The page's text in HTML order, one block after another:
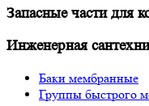
Запасные части для
Инженерная
Баки мембранные
Группы быстрого